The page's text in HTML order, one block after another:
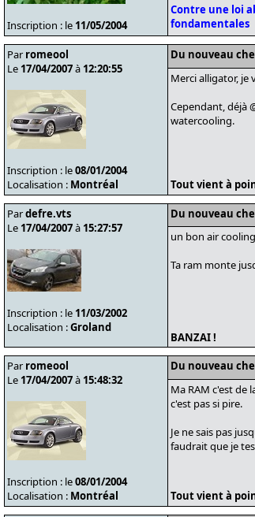
Inscription : le 11/05/2004
Contre une loi
fondamentales
Par romeool
Le 17/04/2007à 12:20:55
Inscription : le08/01/2004
Localisation : Montréal
Du nouveau
Merci alligator, je
Cependant, déjà
watercooling.
Tout vient à
Pardefre.vts
Le 17/04/2007à 15:27:57
Inscription : le 11/03/2002
Localisation :Groland
Du nouveau
un bon air
Ta ram monte
BANZAI !
Par romeool
Le 17/04/2007à 15:48:32
Inscription : le08/01/2004
Localisation : Montréal
Du nouveau
Ma RAM c'est de
c'est pas si pire.
Je ne sais pas
faudrait que je
Tout vient à